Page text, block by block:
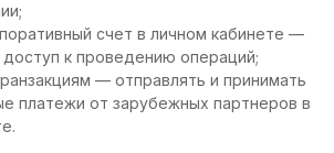
счет в личном кабинете —
к проведению операций;
— отправлять и принимать
платежи от зарубежных партнеров в